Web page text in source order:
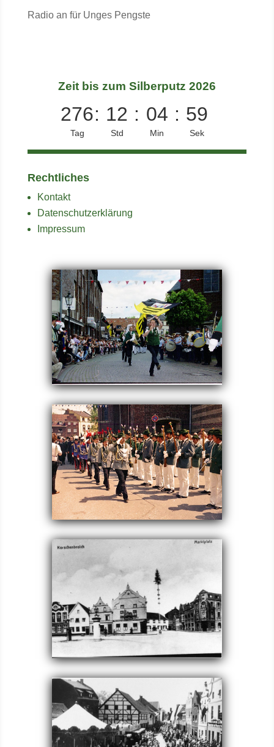
Radio an für Unges Pengste
Zeit bis zum Silberputz 2026
276
Tag
: 12
Std
: 04
Min
: 59
Sek
Rechtliches
Kontakt
Datenschutzerklärung
Impressum